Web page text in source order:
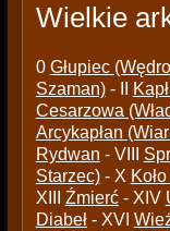
Wielkie
0 Głupiec
Szaman)- II
Cesarzowa
Arcykapłan
Rydwan - VIII
Starzec)- X
XIII Źmierć- XIV
Diabeł- XVI